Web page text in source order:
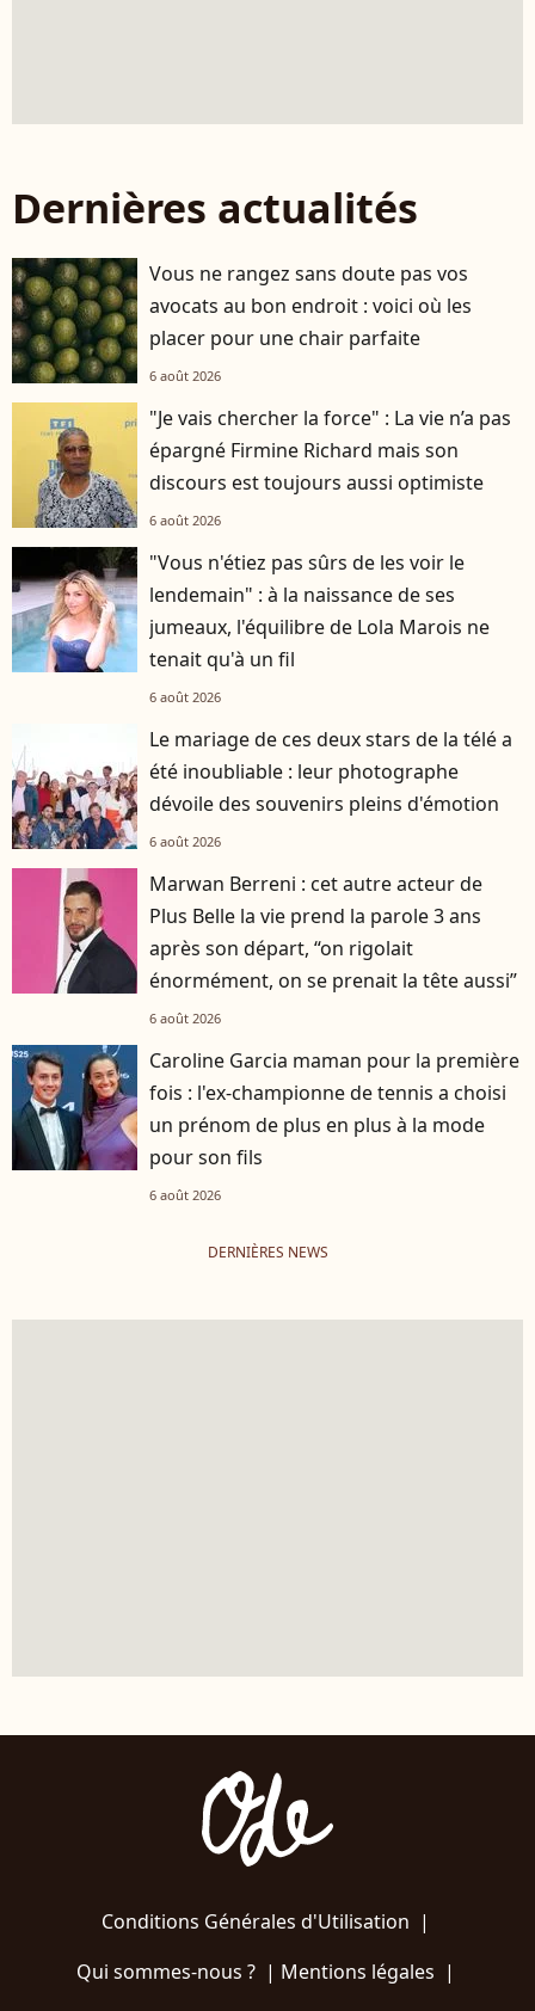
Dernières actualités
Vous ne rangez sans doute pas vos
avocats au bon endroit : voici où les
placer pour une chair parfaite
6 août 2026
"Je vais chercher la force" : La vie n’a pas
épargné Firmine Richard mais son
discours est toujours aussi optimiste
6 août 2026
"Vous n'étiez pas sûrs de les voir le
lendemain" : à la naissance de ses
jumeaux, l'équilibre de Lola Marois ne
tenait qu'à un fil
6 août 2026
Le mariage de ces deux stars de la télé a
été inoubliable : leur photographe
dévoile des souvenirs pleins d'émotion
6 août 2026
Marwan Berreni : cet autre acteur de
Plus Belle la vie prend la parole 3 ans
après son départ, “on rigolait
énormément, on se prenait la tête aussi”
6 août 2026
Caroline Garcia maman pour la première
fois : l'ex-championne de tennis a choisi
un prénom de plus en plus à la mode
pour son fils
6 août 2026
DERNIÈRES NEWS
Conditions Générales d'Utilisation |
Qui sommes-nous ?| Mentions légales |